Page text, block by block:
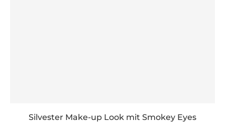
Silvester Make-up Look mit Smokey Eyes